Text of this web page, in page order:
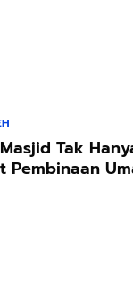
Tak
Pembinaan